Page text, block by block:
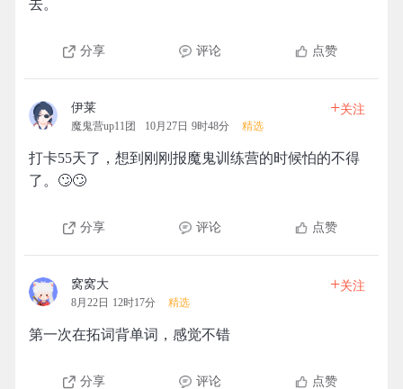
去。
分享 评论 点赞
伊莱
魔鬼营up11团 10月27日 9时48分 精选
+关注
打卡55天了，想到刚刚报魔鬼训练营的时候怕的不得
了。🙄🙄
分享 评论 点赞
窝窝大
8月22日 12时17分 精选
+关注
第一次在拓词背单词，感觉不错
分享 评论 点赞